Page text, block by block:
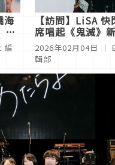
海
，
編
【訪問】LiSA
席唱起《鬼滅》
加碼曝光新年年
2026年02月04日 ｜
輯部